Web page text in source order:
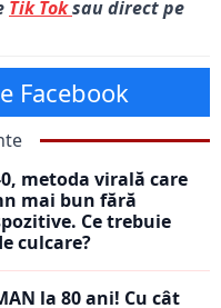
Tik Toksau direct pe
Facebook
0, metoda virală care
mai bun fără
Ce trebuie
culcare?
la 80 ani! Cu cât